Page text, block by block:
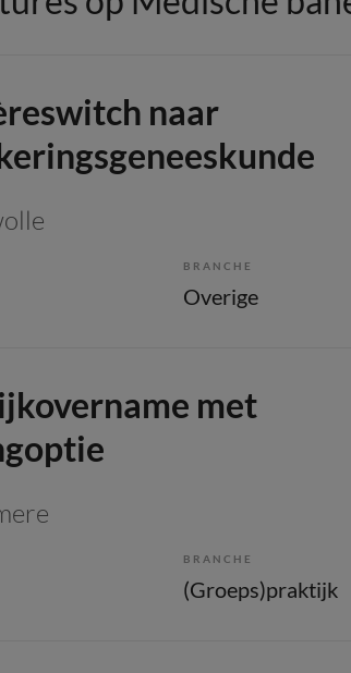
naar
BRANCHE
Overige
met
BRANCHE
(Groeps)praktijk